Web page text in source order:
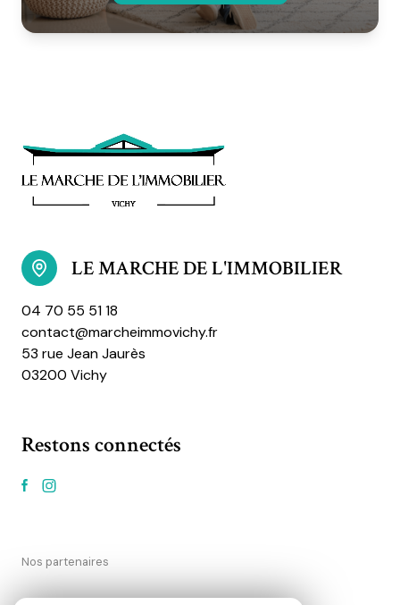
LE MARCHE DE L'IMMOBILIER
04 70 55 51 18
contact@marcheimmovichy.fr
53 rue Jean Jaurès
03200 Vichy
Restons connectés
Nos partenaires